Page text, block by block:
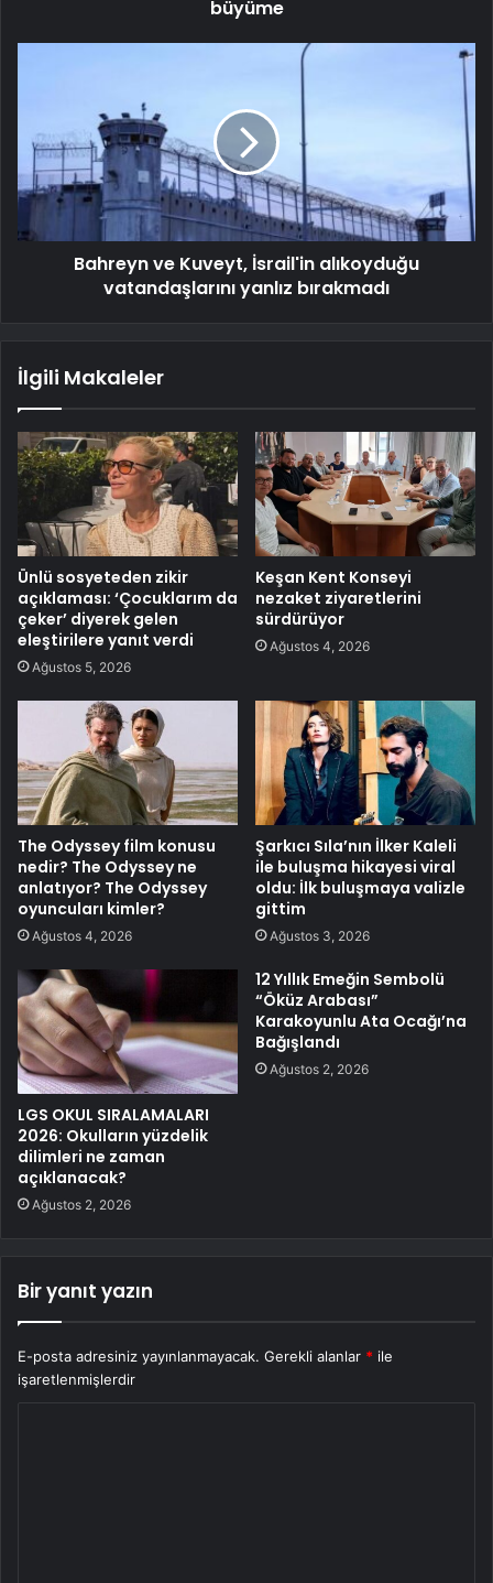
büyüme
Bahreyn ve Kuveyt, İsrail'in alıkoyduğu
vatandaşlarını yanlız bırakmadı
İlgili Makaleler
Ünlü sosyeteden zikir
açıklaması: ‘Çocuklarım da
çeker’ diyerek gelen
eleştirilere yanıt verdi
Ağustos 5, 2026
Keşan Kent Konseyi
nezaket ziyaretlerini
sürdürüyor
Ağustos 4, 2026
The Odyssey film konusu
nedir? The Odyssey ne
anlatıyor? The Odyssey
oyuncuları kimler?
Ağustos 4, 2026
Şarkıcı Sıla’nın İlker Kaleli
ile buluşma hikayesi viral
oldu: İlk buluşmaya valizle
gittim
Ağustos 3, 2026
LGS OKUL SIRALAMALARI
2026: Okulların yüzdelik
dilimleri ne zaman
açıklanacak?
Ağustos 2, 2026
12 Yıllık Emeğin Sembolü
“Öküz Arabası”
Karakoyunlu Ata Ocağı’na
Bağışlandı
Ağustos 2, 2026
Bir yanıt yazın
E-posta adresiniz yayınlanmayacak. Gerekli alanlar * ile
işaretlenmişlerdir